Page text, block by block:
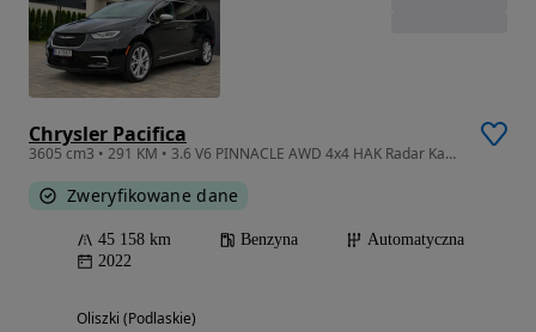
Chrysler Pacifica
3605 cm3 • 291 KM • 3.6 V6 PINNACLE AWD 4x4 HAK Radar Kamera FamKam Navi 2022
Zweryfikowane dane
45 158 km Benzyna
Automatyczna
2022
Oliszki (Podlaskie)